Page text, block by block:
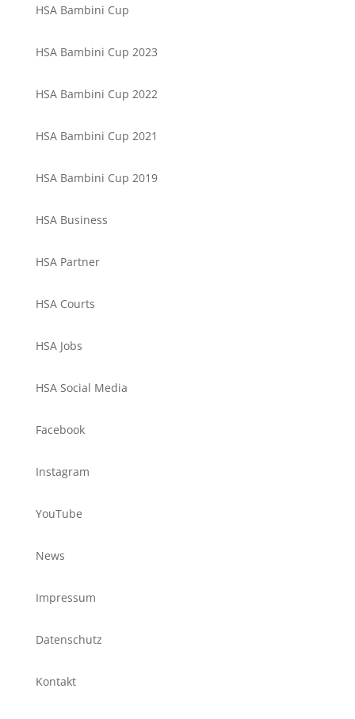
HSA Bambini Cup
HSA Bambini Cup 2023
HSA Bambini Cup 2022
HSA Bambini Cup 2021
HSA Bambini Cup 2019
HSA Business
HSA Partner
HSA Courts
HSA Jobs
HSA Social Media
Facebook
Instagram
YouTube
News
Impressum
Datenschutz
Kontakt